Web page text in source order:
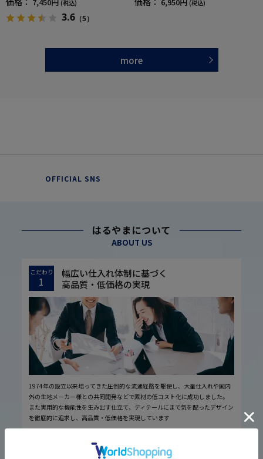
(税込)
3.6 （5）
(税込)
more
OFFICIAL SNS
はるやまについて
ABOUT US
こだわり
1
幅広い仕入れ体制に基づく
高品質・低価格の実現
1974年の設立以来培ってきた圧倒的な流通経路を駆使し、大量仕入れや国内
外の生地メーカー様との共同開発などで素材の低コスト化に成功しました。
また実用的な機能性を生み出す仕立て、ディテールにまで気を配ったデザイン
を徹底的に追求し、高品質・低価格を実現しています
厳しい品質管理体制に基づく